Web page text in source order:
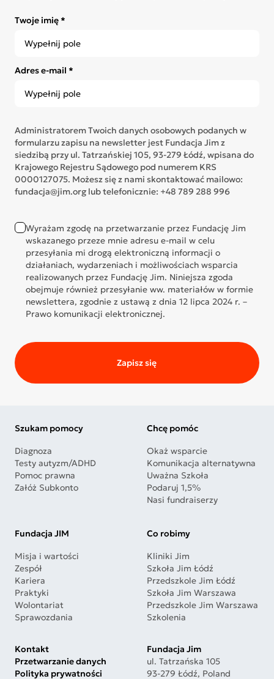
Twoje imię *
Adres e-mail *
Administratorem Twoich danych osobowych podanych w
formularzu zapisu na newsletter jest Fundacja Jim z
siedzibą przy ul. Tatrzańskiej 105, 93-279 Łódź, wpisana do
Krajowego Rejestru Sądowego pod numerem KRS
0000127075. Możesz się z nami skontaktować mailowo:
fundacja@jim.org lub telefonicznie: +48 789 288 996
Wyrażam zgodę na przetwarzanie przez Fundację Jim
wskazanego przeze mnie adresu e-mail w celu
przesyłania mi drogą elektroniczną informacji o
działaniach, wydarzeniach i możliwościach wsparcia
realizowanych przez Fundację Jim. Niniejsza zgoda
obejmuje również przesyłanie ww. materiałów w formie
newslettera, zgodnie z ustawą z dnia 12 lipca 2024 r. –
Prawo komunikacji elektronicznej.
Zapisz się
Szukam pomocy
Diagnoza
Testy autyzm/ADHD
Pomoc prawna
Załóż Subkonto
Chcę pomóc
Okaż wsparcie
Komunikacja alternatywna
Uważna Szkoła
Podaruj 1,5%
Nasi fundraiserzy
Fundacja JIM
Misja i wartości
Zespół
Kariera
Praktyki
Wolontariat
Sprawozdania
Co robimy
Kliniki Jim
Szkoła Jim Łódź
Przedszkole Jim Łódź
Szkoła Jim Warszawa
Przedszkole Jim Warszawa
Szkolenia
Kontakt
Przetwarzanie danych
Polityka prywatności
Fundacja Jim
ul. Tatrzańska 105
93-279 Łódź, Poland